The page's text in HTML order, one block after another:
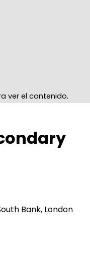
ver el contenido.
Bank, London